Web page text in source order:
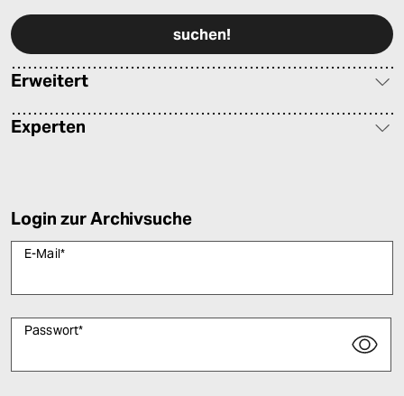
Erweitert
Experten
Login zur Archivsuche
E-Mail*
Passwort*